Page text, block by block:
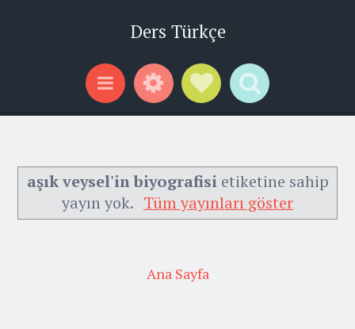
Ders Türkçe
Menu WidgetsSocial Links
Search
aşık veysel'in biyografisietiketine sahip
yayın yok. Tüm yayınları göster
Ana Sayfa